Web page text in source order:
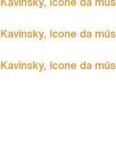
Kavinsky, ícone da
Kavinsky, ícone da